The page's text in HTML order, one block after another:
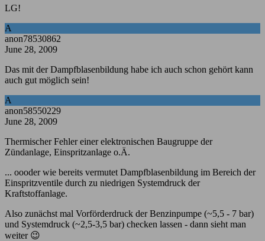
LG!
A
anon78530862
June 28, 2009
Das mit der Dampfblasenbildung habe ich auch schon gehört kann
auch gut möglich sein!
A
anon58550229
June 28, 2009
Thermischer Fehler einer elektronischen Baugruppe der
Zündanlage, Einspritzanlage o.Ä.
... oooder wie bereits vermutet Dampfblasenbildung im Bereich der
Einspritzventile durch zu niedrigen Systemdruck der
Kraftstoffanlage.
Also zunächst mal Vorförderdruck der Benzinpumpe (~5,5 - 7 bar)
und Systemdruck (~2,5-3,5 bar) checken lassen - dann sieht man
weiter 😉